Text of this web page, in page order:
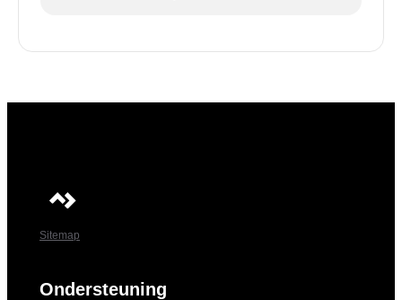
Sitemap
Ondersteuning